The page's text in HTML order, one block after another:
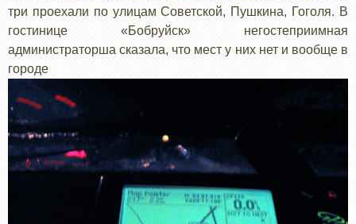
три проехали по улицам Советской, Пушкина, Гоголя. В
гостинице «Бобруйск» негостеприимная
администраторша сказала, что мест у них нет и вообще в
городе